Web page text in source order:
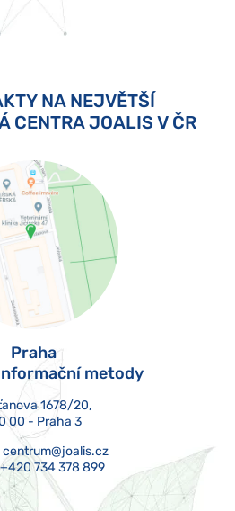
NA NEJVĚTŠÍ
CENTRA JOALIS V ČR
Praha
metody
1678/20,
00 - Praha 3
centrum@joalis.cz
+420 734 378 899